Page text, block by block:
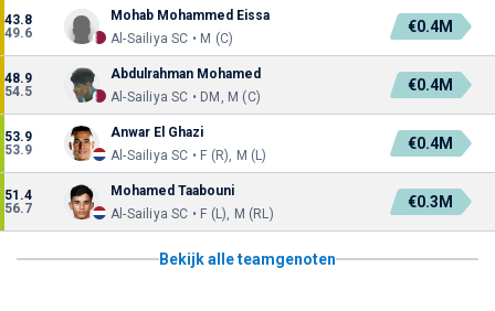
43.8
49.6
Mohab Mohammed Eissa
Al-Sailiya SC • M (C)
€0.4M
48.9
54.5
Abdulrahman Mohamed
Al-Sailiya SC • DM, M (C)
€0.4M
53.9
53.9
Anwar El Ghazi
Al-Sailiya SC • F (R), M (L)
€0.4M
51.4
56.7
Mohamed Taabouni
Al-Sailiya SC • F (L), M (RL)
€0.3M
Bekijk alle teamgenoten